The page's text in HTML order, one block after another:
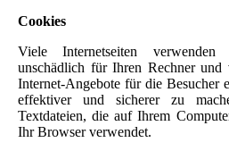
Cookies
Viele Internetseiten
unschädlich für Ihren Rechner und
Internet-Angebote für die Besucher
effektiver und sicherer zu
Textdateien, die auf Ihrem
Ihr Browser verwendet.